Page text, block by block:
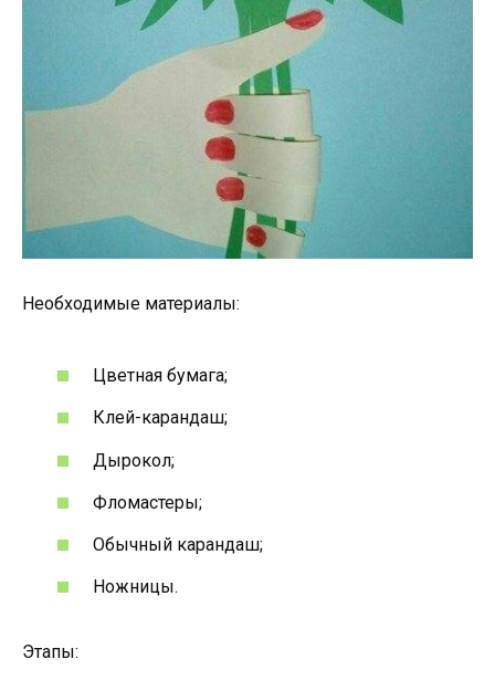
Необходимые материалы:
Цветная бумага;
Клей-карандаш;
Дырокол;
Фломастеры;
Обычный карандаш;
Ножницы.
Этапы: